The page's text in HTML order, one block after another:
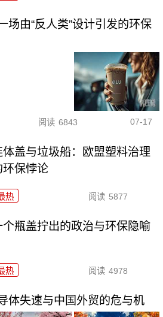
场由“反人类”设计引发的环保
阅读 6843 07-17
体盖与垃圾船：欧盟塑料治理
环保悖论
热 阅读 5877
个瓶盖拧出的政治与环保隐喻
热 阅读 4978
体失速与中国外贸的危与机